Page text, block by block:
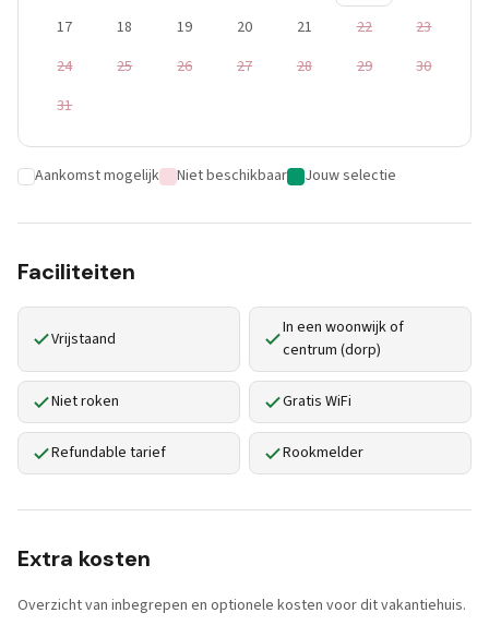
17
18 19 20 21 22
23
24
25 26 27 28 29
30
31
Aankomst mogelijk Niet beschikbaar Jouw selectie
Faciliteiten
Vrijstaand
In een woonwijk of
centrum (dorp)
Niet roken Gratis WiFi
Refundable tarief Rookmelder
Extra kosten
Overzicht van inbegrepen en optionele kosten voor dit vakantiehuis.